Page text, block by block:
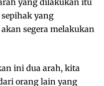
yang
segera melakukan
ini dua arah, kita
orang lain yang